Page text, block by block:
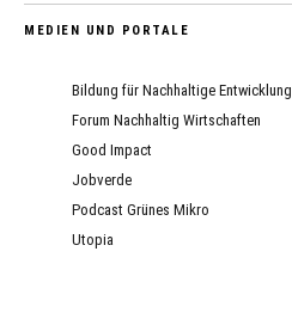
MEDIEN UND PORTALE
Bildung für Nachhaltige Entwicklung
Forum Nachhaltig Wirtschaften
Good Impact
Jobverde
Podcast Grünes Mikro
Utopia